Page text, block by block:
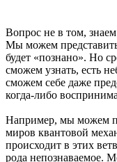
Вопрос не в том,
Мы можем
будет «познано». Но
сможем узнать, есть
сможем себе даже
когда-либо
Например, мы можем
миров квантовой
происходит в этих
рода непознаваемое.